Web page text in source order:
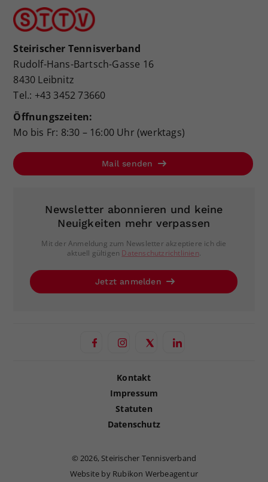
Steirischer Tennisverband
Rudolf-Hans-Bartsch-Gasse 16
8430 Leibnitz
Tel.: +43 3452 73660
Öffnungszeiten:
Mo bis Fr: 8:30 – 16:00 Uhr (werktags)
Mail senden
Newsletter abonnieren und keine
Neuigkeiten mehr verpassen
Mit der Anmeldung zum Newsletter akzeptiere ich die
aktuell gültigen Datenschutzrichtlinien.
Jetzt anmelden
Kontakt
Impressum
Statuten
Datenschutz
©2026, Steirischer Tennisverband
Website by Rubikon Werbeagentur